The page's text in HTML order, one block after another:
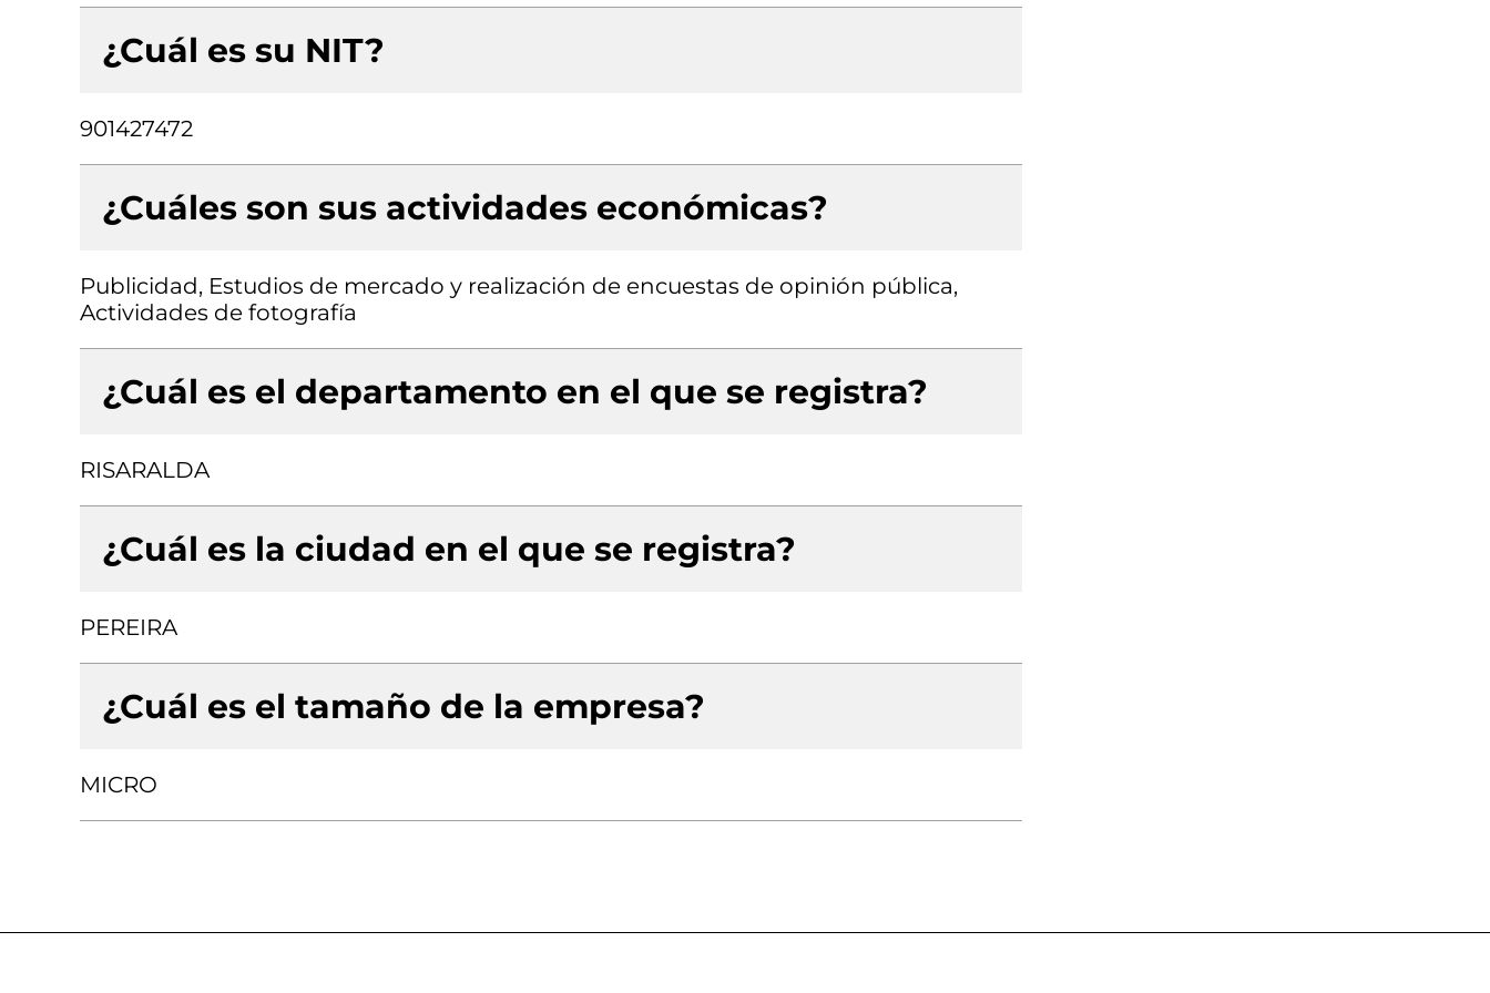
¿Cuál es su NIT?
901427472
¿Cuáles son sus actividades económicas?
Publicidad, Estudios de mercado y realización de encuestas de opinión pública,
Actividades de fotografía
¿Cuál es el departamento en el que se registra?
RISARALDA
¿Cuál es la ciudad en el que se registra?
PEREIRA
¿Cuál es el tamaño de la empresa?
MICRO